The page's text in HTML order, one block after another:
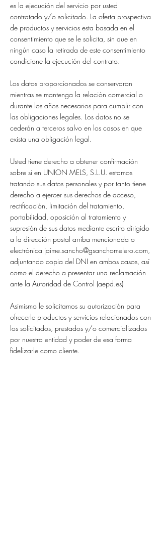
es la ejecución del servicio por usted
contratado y/o solicitado. La oferta prospectiva
de productos y servicios esta basada en el
consentimiento que se le solicita, sin que en
ningún caso la retirada de este consentimiento
condicione la ejecución del contrato.
Los datos proporcionados se conservaran
mientras se mantenga la relación comercial o
durante los años necesarios para cumplir con
las obligaciones legales. Los datos no se
cederán a terceros salvo en los casos en que
exista una obligación legal.
Usted tiene derecho a obtener confirmación
sobre si en UNION MELS, S.L.U. estamos
tratando sus datos personales y por tanto tiene
derecho a ejercer sus derechos de acceso,
rectificación, limitación del tratamiento,
portabilidad, oposición al tratamiento y
supresión de sus datos mediante escrito dirigido
a la dirección postal arriba mencionada o
electrónica jaime.sancho@gsanchomelero.com,
adjuntando copia del DNI en ambos casos, así
como el derecho a presentar una reclamación
ante la Autoridad de Control (aepd.es)
Asimismo le solicitamos su autorización para
ofrecerle productos y servicios relacionados con
los solicitados, prestados y/o comercializados
por nuestra entidad y poder de esa forma
fidelizarle como cliente.